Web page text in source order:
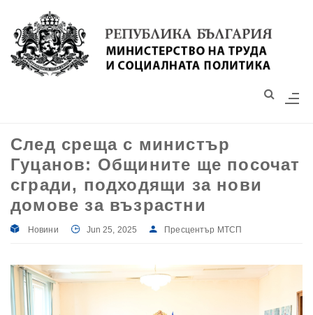
Моля,
обърнете
система
След среща с министър
Гуцанов: Общините ще посочат
сгради, подходящи за нови
домове за възрастни
Новини Jun 25, 2025 Пресцентър МТСП